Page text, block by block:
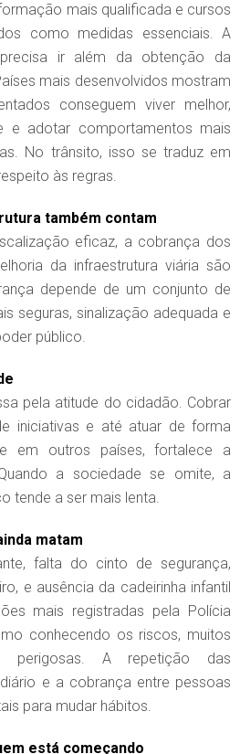
mais qualificada e cursos
como medidas essenciais. A
ir além da obtenção da
mais desenvolvidos mostram
conseguem viver melhor,
e adotar comportamentos mais
No trânsito, isso se traduz em
às regras.
também contam
eficaz, a cobrança dos
da infraestrutura viária são
depende de um conjunto de
seguras, sinalização adequada e
público.
pela atitude do cidadão. Cobrar
iniciativas e até atuar de forma
em outros países, fortalece a
a sociedade se omite, a
tende a ser mais lenta.
matam
falta do cinto de segurança,
e ausência da cadeirinha infantil
mais registradas pela Polícia
conhecendo os riscos, muitos
perigosas. A repetição das
e a cobrança entre pessoas
para mudar hábitos.
está começando